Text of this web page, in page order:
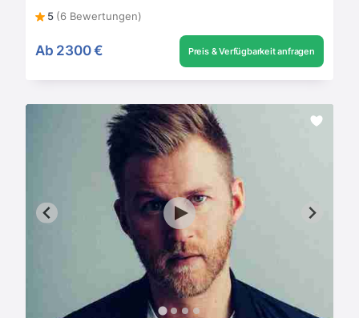
5 (6 Bewertungen)
Ab 2300 € Preis & Verfügbarkeit anfragen